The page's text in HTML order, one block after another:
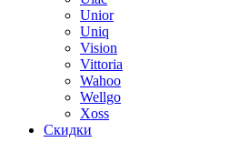
Unior
Uniq
Vision
Vittoria
Wahoo
Wellgo
Xoss
Скидки